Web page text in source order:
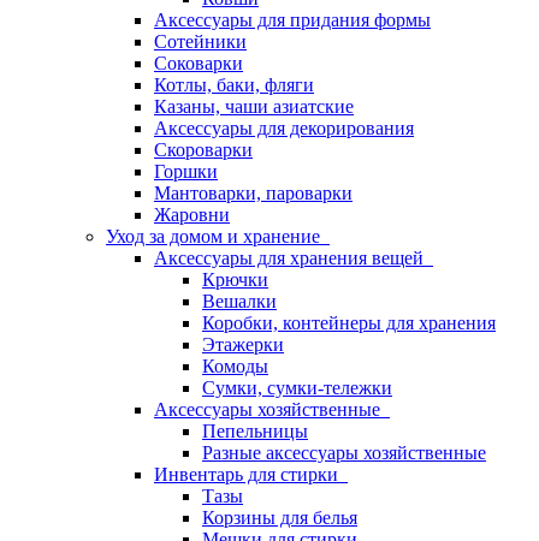
Аксессуары для придания формы
Сотейники
Соковарки
Котлы, баки, фляги
Казаны, чаши азиатские
Аксессуары для декорирования
Скороварки
Горшки
Мантоварки, пароварки
Жаровни
Уход за домом и хранение
Аксессуары для хранения вещей
Крючки
Вешалки
Коробки, контейнеры для хранения
Этажерки
Комоды
Сумки, сумки-тележки
Аксессуары хозяйственные
Пепельницы
Разные аксессуары хозяйственные
Инвентарь для стирки
Тазы
Корзины для белья